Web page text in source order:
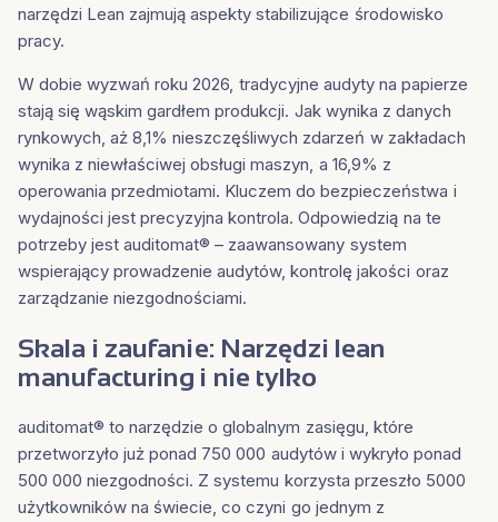
narzędzi Lean zajmują aspekty stabilizujące środowisko
pracy.
W dobie wyzwań roku 2026, tradycyjne audyty na papierze
stają się wąskim gardłem produkcji. Jak wynika z danych
rynkowych, aż 8,1% nieszczęśliwych zdarzeń w zakładach
wynika z niewłaściwej obsługi maszyn, a 16,9% z
operowania przedmiotami. Kluczem do bezpieczeństwa i
wydajności jest precyzyjna kontrola. Odpowiedzią na te
potrzeby jest auditomat® – zaawansowany system
wspierający prowadzenie audytów, kontrolę jakości oraz
zarządzanie niezgodnościami.
Skala i zaufanie: Narzędzi lean
manufacturing i nie tylko
auditomat® to narzędzie o globalnym zasięgu, które
przetworzyło już ponad 750 000 audytów i wykryło ponad
500 000 niezgodności. Z systemu korzysta przeszło 5000
użytkowników na świecie, co czyni go jednym z